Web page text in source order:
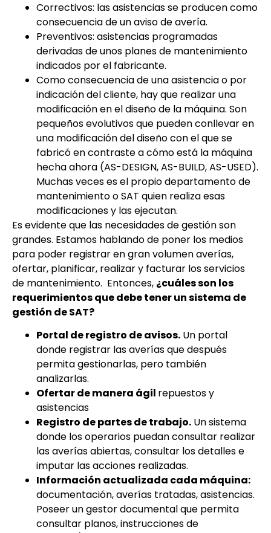
Correctivos: las asistencias se producen como
consecuencia de un aviso de avería.
Preventivos: asistencias programadas
derivadas de unos planes de mantenimiento
indicados por el fabricante.
Como consecuencia de una asistencia o por
indicación del cliente, hay que realizar una
modificación en el diseño de la máquina. Son
pequeños evolutivos que pueden conllevar en
una modificación del diseño con el que se
fabricó en contraste a cómo está la máquina
hecha ahora (AS-DESIGN, AS-BUILD, AS-USED).
Muchas veces es el propio departamento de
mantenimiento o SAT quien realiza esas
modificaciones y las ejecutan.
Es evidente que las necesidades de gestión son
grandes. Estamos hablando de poner los medios
para poder registrar en gran volumen averías,
ofertar, planificar, realizar y facturar los servicios
de mantenimiento. Entonces, ¿cuáles son los
requerimientos que debe tener un sistema de
gestión de SAT?
Portal de registro de avisos. Un portal
donde registrar las averías que después
permita gestionarlas, pero también
analizarlas.
Ofertar de manera ágil repuestos y
asistencias
Registro de partes de trabajo. Un sistema
donde los operarios puedan consultar realizar
las averías abiertas, consultar los detalles e
imputar las acciones realizadas.
Información actualizada cada máquina:
documentación, averías tratadas, asistencias.
Poseer un gestor documental que permita
consultar planos, instrucciones de